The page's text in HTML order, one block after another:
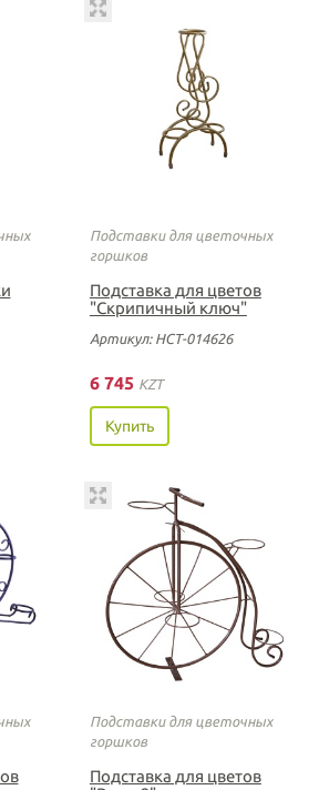
Подставки для цветочных
горшков
Подставка для цветов
"Скрипичный ключ"
Артикул: НСТ-014626
6 745 KZT
Купить
Подставки для цветочных
горшков
Подставка для цветов